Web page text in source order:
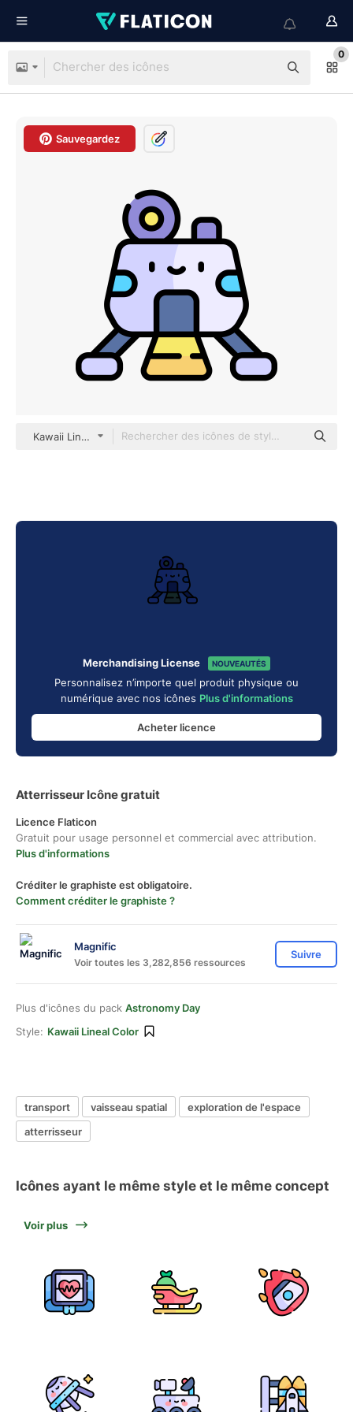
0
Sauvegardez
Kawaii Lineal color
Merchandising License NOUVEAUTÉS
Personnalisez n’importe quel produit physique ou
numérique avec nos icônes Plus d'informations
Acheter licence
Atterrisseur Icône gratuit
Licence Flaticon
Gratuit pour usage personnel et commercial avec attribution.
Plus d'informations
Créditer le graphiste est obligatoire.
Comment créditer le graphiste ?
Magnific
Voir toutes les 3,282,856 ressources
Suivre
Plus d'icônes du pack Astronomy Day
Style: Kawaii Lineal Color
transport vaisseau spatial
exploration de l'espace
atterrisseur
Icônes ayant le même style et le même concept
Voir plus